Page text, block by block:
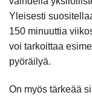
Yleisesti
150 minuuttia
voi tarkoittaa
pyöräilyä.
On myös tärkeää